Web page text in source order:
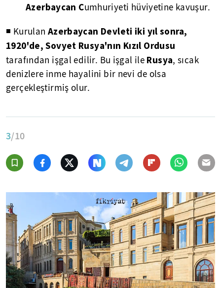
Azerbaycan Cumhuriyeti hüviyetine kavuşur.
◾ Kurulan Azerbaycan Devleti iki yıl sonra,
1920'de, Sovyet Rusya'nın Kızıl Ordusu
tarafından işgal edilir. Bu işgal ile Rusya, sıcak
denizlere inme hayalini bir nevi de olsa
gerçekleştirmiş olur.
3/10